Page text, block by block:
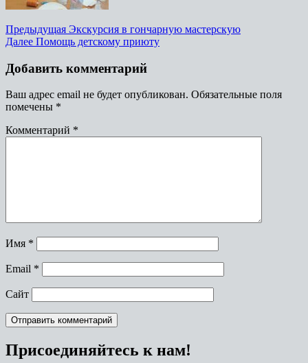
Предыдущая Экскурсия в гончарную мастерскую
Далее Помощь детскому приюту
Добавить комментарий
Ваш адрес email не будет опубликован. Обязательные поля
помечены *
Комментарий *
Имя *
Email *
Сайт
Присоединяйтесь к нам!